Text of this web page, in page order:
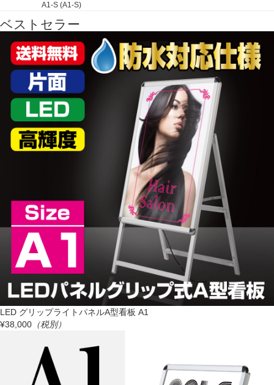
A1-S (A1-S)
ベストセラー
LED グリップライトパネルA型看板 A1
¥38,000 （税別）